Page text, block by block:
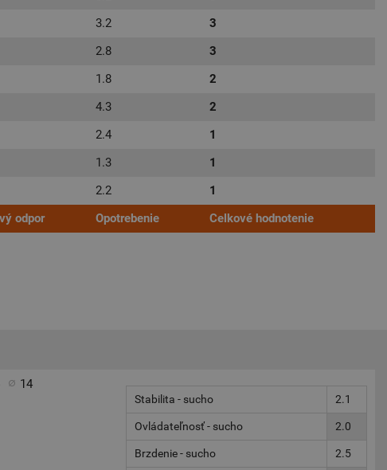
3.2
3
2.8
3
1.8
2
4.3
2
2.4
1
1.3
1
2.2
1
odpor Opotrebenie Celkové hodnotenie
14
Stabilita - sucho 2.1
Ovládateľnosť - sucho 2.0
Brzdenie - sucho 2.5